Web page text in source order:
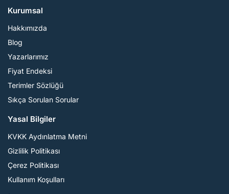
Kurumsal
Hakkımızda
Blog
Yazarlarımız
Fiyat Endeksi
Terimler Sözlüğü
Sıkça Sorulan Sorular
Yasal Bilgiler
KVKK Aydınlatma Metni
Gizlilik Politikası
Çerez Politikası
Kullanım Koşulları